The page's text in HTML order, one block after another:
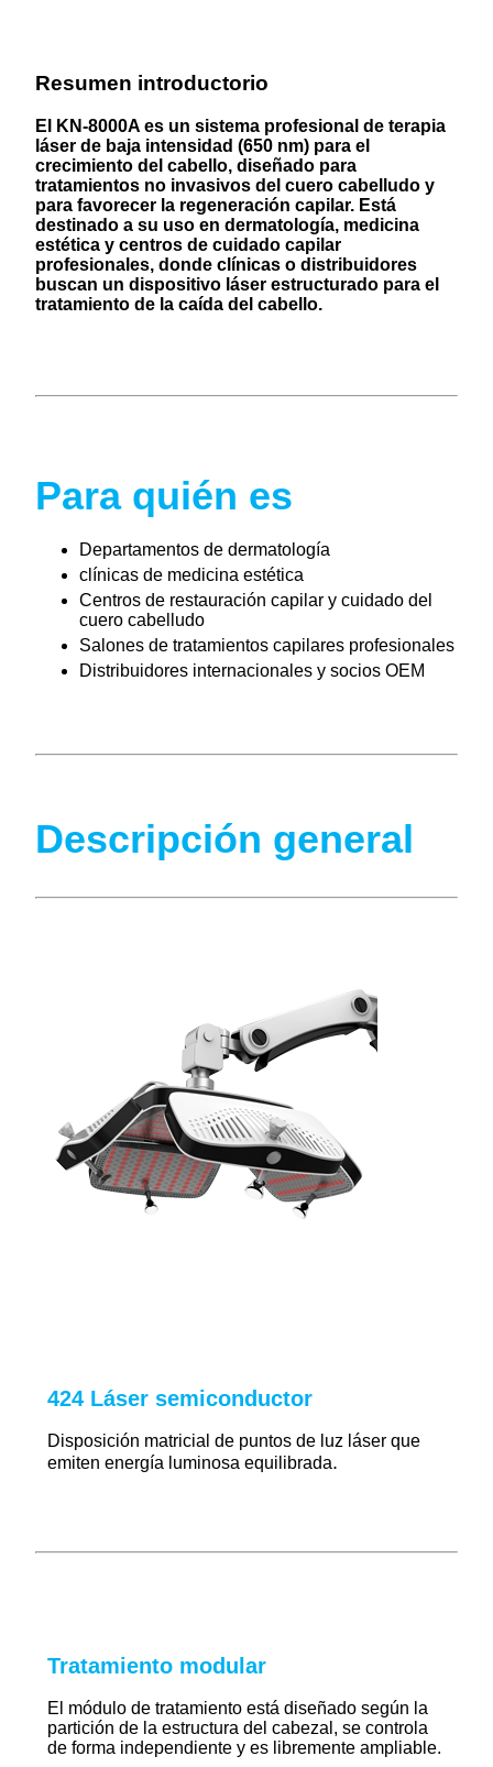
Resumen introductorio
El KN-8000A es un sistema profesional de terapia
láser de baja intensidad (650 nm) para el
crecimiento del cabello, diseñado para
tratamientos no invasivos del cuero cabelludo y
para favorecer la regeneración capilar. Está
destinado a su uso en dermatología, medicina
estética y centros de cuidado capilar
profesionales, donde clínicas o distribuidores
buscan un dispositivo láser estructurado para el
tratamiento de la caída del cabello.
Para quién es
Departamentos de dermatología
clínicas de medicina estética
Centros de restauración capilar y cuidado del
cuero cabelludo
Salones de tratamientos capilares profesionales
Distribuidores internacionales y socios OEM
Descripción general
424 Láser semiconductor
Disposición matricial de puntos de luz láser que
emiten energía luminosa equilibrada.
Tratamiento modular
El módulo de tratamiento está diseñado según la
partición de la estructura del cabezal, se controla
de forma independiente y es libremente ampliable.